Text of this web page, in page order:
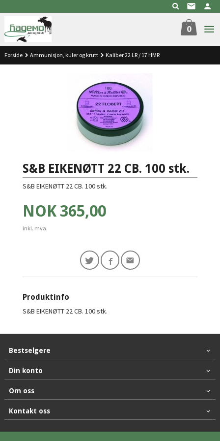
til
innholdet
0
Forside Ammunisjon, kuler og krutt Kaliber 22 LR / 17 HMR
S&B EIKENØTT 22 CB. 100 stk.
S&B EIKENØTT 22 CB. 100 stk.
Pris
NOK 365,00
inkl. mva.
Produktinfo
S&B EIKENØTT 22 CB. 100 stk.
Bestselgere
Din konto
Om oss
Kontakt oss